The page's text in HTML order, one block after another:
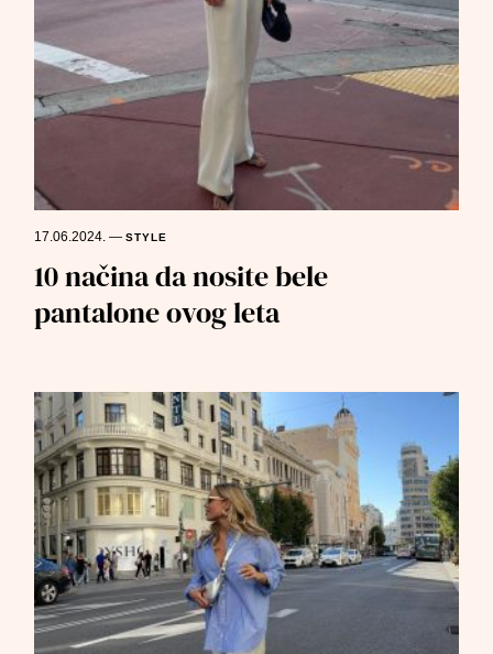
17.06.2024.—STYLE
10 načina da nosite bele
pantalone ovog leta